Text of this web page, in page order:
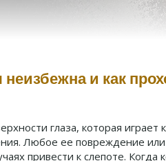
и как
глаза, которая играет
Любое ее повреждение
привести к слепоте. Когда